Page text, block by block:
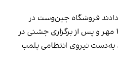
دادند فروشگاه جین‌وست در
خیابان فرشته تهران، شنبه ۱۹ مهر و پس از برگزاری جشنی در
به‌دست نیروی انتظامی پلمب